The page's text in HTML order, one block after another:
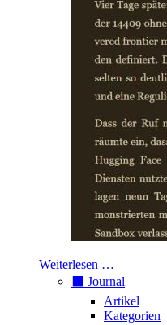
Weiterlesen …
⬛️ Journal
Artikel
Kategorien